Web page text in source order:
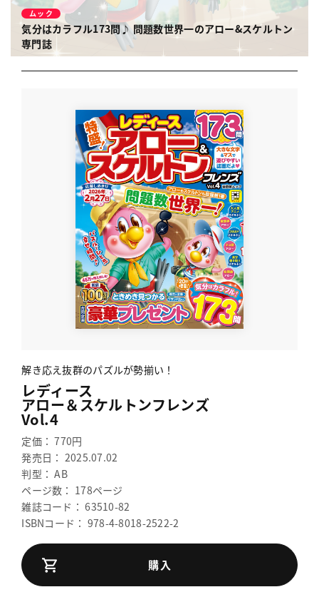
ムック
気分はカラフル173問♪問題数世界一のアロー&スケルトン
専門誌
解き応え抜群のパズルが勢揃い！
レディース
アロー＆スケルトンフレンズ
Vol.4
定価： 770円
発売日： 2025.07.02
判型： AB
ページ数： 178ページ
雑誌コード： 63510-82
ISBNコード： 978-4-8018-2522-2
購入